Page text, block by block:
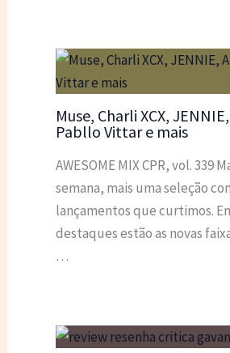
Muse, Charli XCX,
Pabllo Vittar e mais
AWESOME MIX CPR, vol. 339
semana, mais uma seleção
lançamentos que curtimos.
destaques estão as novas
…